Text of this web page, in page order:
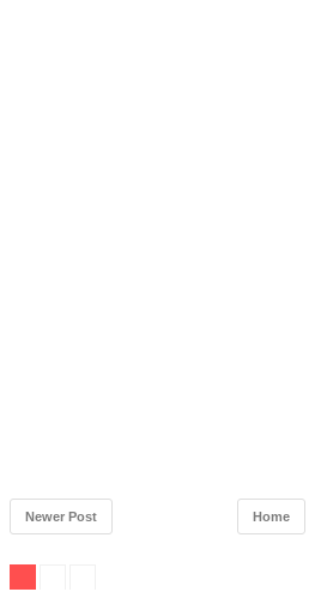
Newer Post Home